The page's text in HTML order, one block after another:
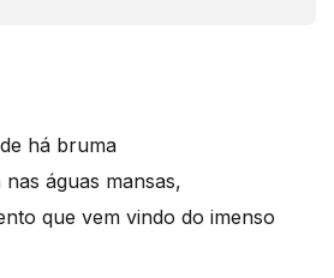
há bruma
águas mansas,
que vem vindo do imenso